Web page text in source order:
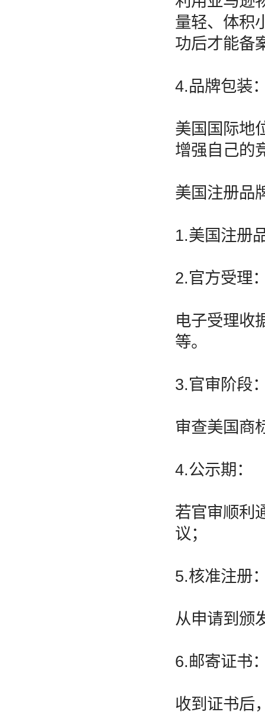
量轻、体积
功后才能备
4.品牌包装
美国国际地
增强自己的
美国注册品
1.美国注册
2.官方受理
电子受理收
等。
3.官审阶段
审查美国商
4.公示期：
若官审顺利
议；
5.核准注册
从申请到颁
6.邮寄证书
收到证书后